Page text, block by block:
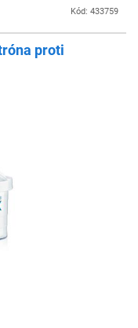
Kód: 433759
proti